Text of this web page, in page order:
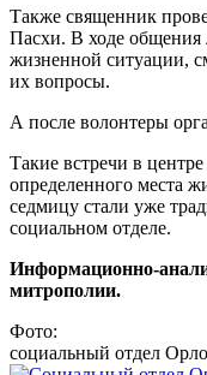
Также священник
Пасхи. В ходе общения
жизненной ситуации,
их вопросы.
А после волонтеры
Такие встречи в
определенного места
седмицу стали уже
социальном отделе.
Информационно-
митрополии.
Фото:
социальный отдел